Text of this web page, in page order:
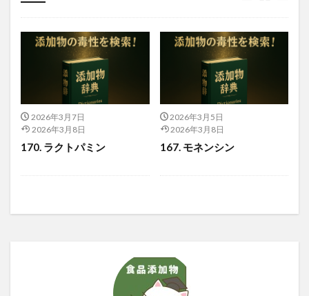
食品添加物
2026年3月7日
2026年3月8日
170. ラクトパミン
2026年3月5日
2026年3月8日
167. モネンシン